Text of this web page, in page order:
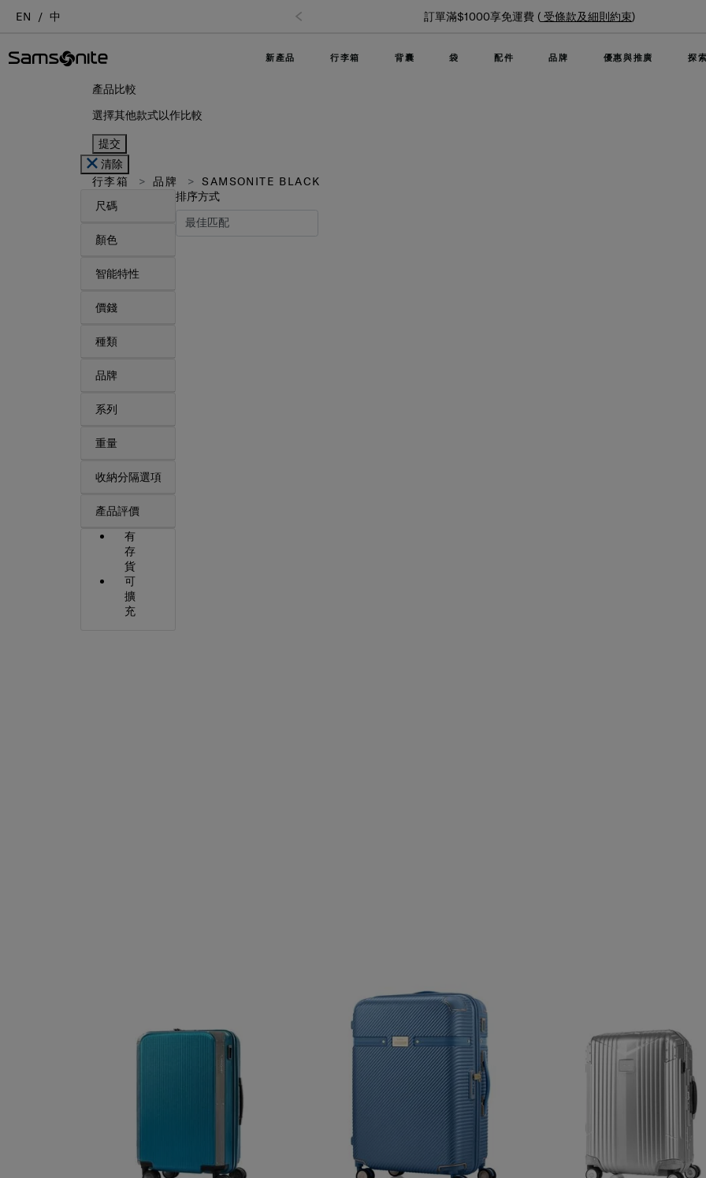
EN 中 夏日限時優惠: 精選行李箱低至6折
新產品 行李箱 背囊 袋 配件 品牌 優惠與推廣 探
產品比較
選擇其他款式以作比較
提交
清除
行李箱
品牌
SAMSONITE BLACK
尺碼
顏色
智能特性
價錢
種類
品牌
系列
重量
收納分隔選項
產品評價
有
存
貨
可
擴
充
排序方式